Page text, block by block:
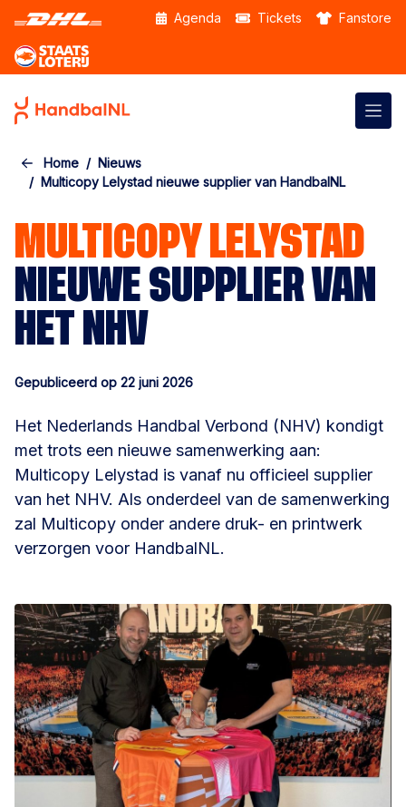
Skip to the main content Agenda Tickets Fanstore
Home
Nieuws
Multicopy Lelystad nieuwe supplier van HandbalNL
MULTICOPY LELYSTAD
NIEUWE SUPPLIER VAN
HET NHV
Gepubliceerd op 22 juni 2026
Het Nederlands Handbal Verbond (NHV) kondigt
met trots een nieuwe samenwerking aan:
Multicopy Lelystad is vanaf nu officieel supplier
van het NHV. Als onderdeel van de samenwerking
zal Multicopy onder andere druk- en printwerk
verzorgen voor HandbalNL.